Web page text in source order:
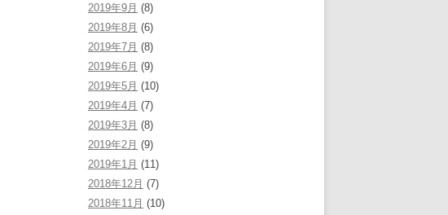
2019年9月 (8)
2019年8月 (6)
2019年7月 (8)
2019年6月 (9)
2019年5月 (10)
2019年4月 (7)
2019年3月 (8)
2019年2月 (9)
2019年1月 (11)
2018年12月 (7)
2018年11月 (10)